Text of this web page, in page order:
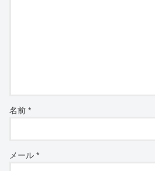
名前*
メール*